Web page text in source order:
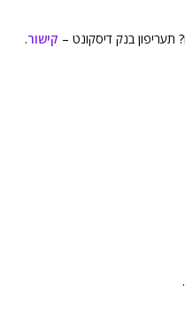
בנק דיסקונט – קישור.
.